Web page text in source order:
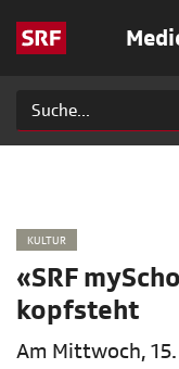
KULTUR
«SRF
kopfsteht
Am Mittwoch,